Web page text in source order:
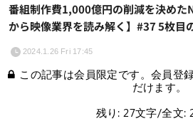
番組制作費1,000億円の削減を決めた
から映像業界を読み解く】#37 5枚目
2024.1.26 Fri 17:45
この記事は会員限定です。会員登
だけます。
残り: 27文字/全文: